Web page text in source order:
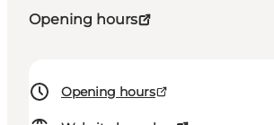
Opening hours
Opening hours